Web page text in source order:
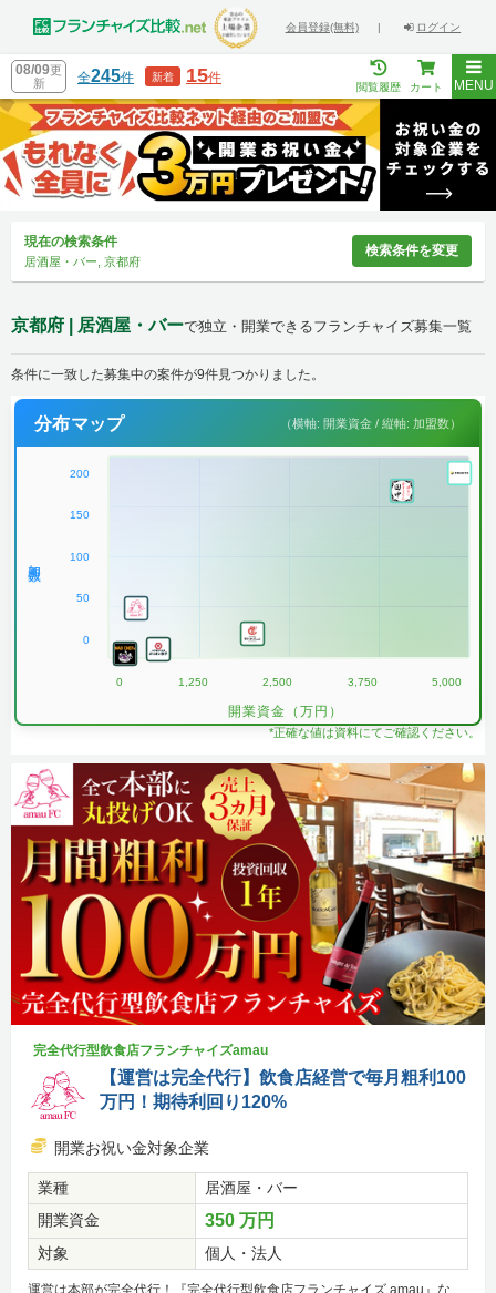
会員登録(無料) | ログイン
08/09更
新
全245件 新着 15件
閲覧履歴 カート MENU
現在の検索条件
居酒屋・バー, 京都府
検索条件を変更
京都府 | 居酒屋・バーで独立・開業できるフランチャイズ募集一覧
条件に一致した募集中の案件が9件見つかりました。
分布マップ （横軸: 開業資金 / 縦軸: 加盟数）
200
150
100
50
0
0 1,250 2,500 3,750 5,000
開業資金（万円）
*正確な値は資料にてご確認ください。
完全代行型飲食店フランチャイズamau
【運営は完全代行】飲食店経営で毎月粗利100
万円！期待利回り120%
開業お祝い金対象企業
業種
居酒屋・バー
開業資金
350 万円
対象 個人・法人
運営は本部が完全代行！『完全代行型飲食店フランチャイズ amau』な